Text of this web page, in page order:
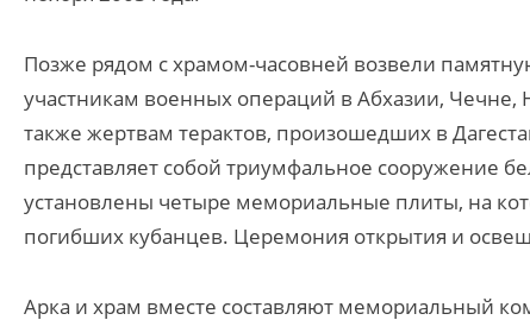
Позже рядом с храмом-часовней возвели
участникам военных операций в Абхазии,
также жертвам терактов, произошедших в
представляет собой триумфальное сооружение
установлены четыре мемориальные плиты, на
погибших кубанцев. Церемония открытия и
Арка и храм вместе составляют мемориальный